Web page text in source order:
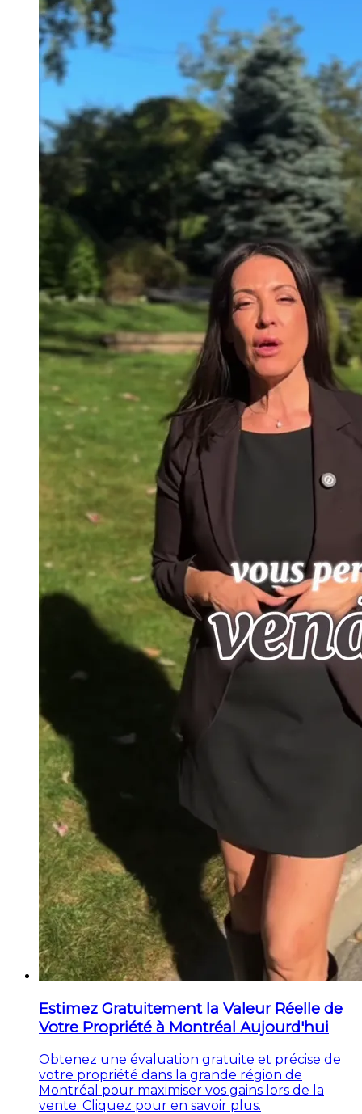
Estimez Gratuitement la Valeur Réelle de
Votre Propriété à Montréal Aujourd'hui
Obtenez une évaluation gratuite et précise de
votre propriété dans la grande région de
Montréal pour maximiser vos gains lors de la
vente. Cliquez pour en savoir plus.